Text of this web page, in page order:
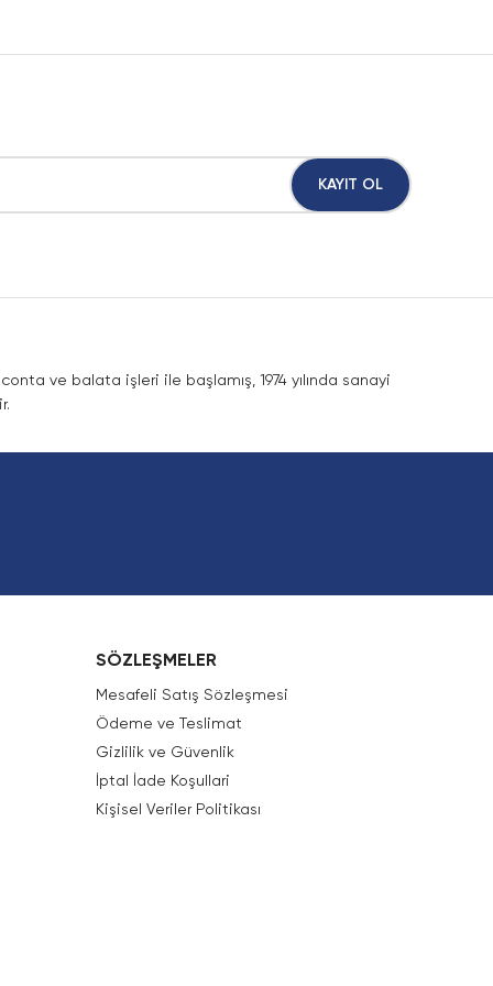
KAYIT OL
ve balata işleri ile başlamış, 1974 yılında sanayi
SÖZLEŞMELER
Mesafeli Satış Sözleşmesi
Ödeme ve Teslimat
Gizlilik ve Güvenlik
İptal İade Koşullari
Kişisel Veriler Politikası